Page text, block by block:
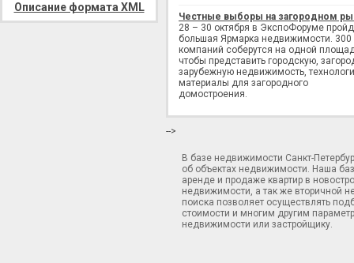
Описание формата XML
Честные выборы на загородном
28 – 30 октября в ЭкспоФоруме
большая Ярмарка недвижимости. 300
компаний соберутся на одной
чтобы представить городскую,
зарубежную недвижимость,
материалы для загородного
домостроения.
-->
В базе недвижимости Санкт-
об объектах недвижимости. Наша
аренде и продаже квартир в
недвижимости, а так же вторичной
поиска позволяет осуществлять
стоимости и многим другим
недвижимости или застройщику.